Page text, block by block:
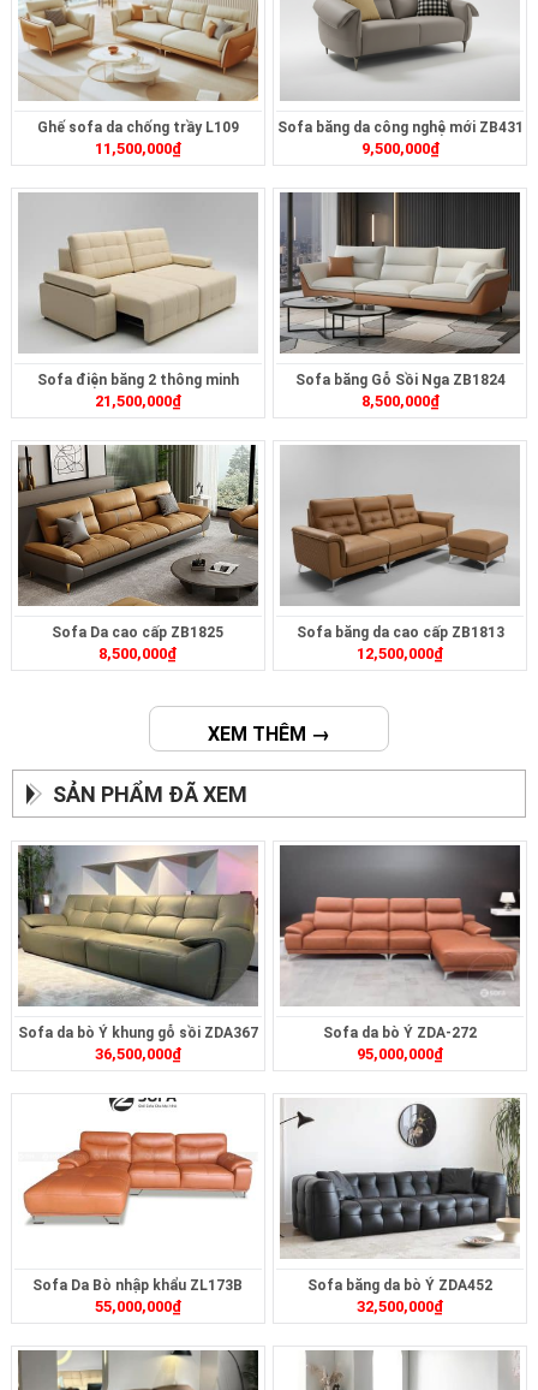
Ghế sofa da chống trầy L109
11,500,000₫
Sofa băng da công nghệ mới ZB431
9,500,000₫
Sofa điện băng 2 thông minh
ZT2626
21,500,000₫
Sofa băng Gỗ Sồi Nga ZB1824
8,500,000₫
Sofa Da cao cấp ZB1825
8,500,000₫
Sofa băng da cao cấp ZB1813
12,500,000₫
XEM THÊM →
SẢN PHẨM ĐÃ XEM
Sofa da bò Ý khung gỗ sồi ZDA367
36,500,000₫
Sofa da bò Ý ZDA-272
95,000,000₫
Sofa Da Bò nhập khẩu ZL173B
55,000,000₫
Sofa băng da bò Ý ZDA452
32,500,000₫